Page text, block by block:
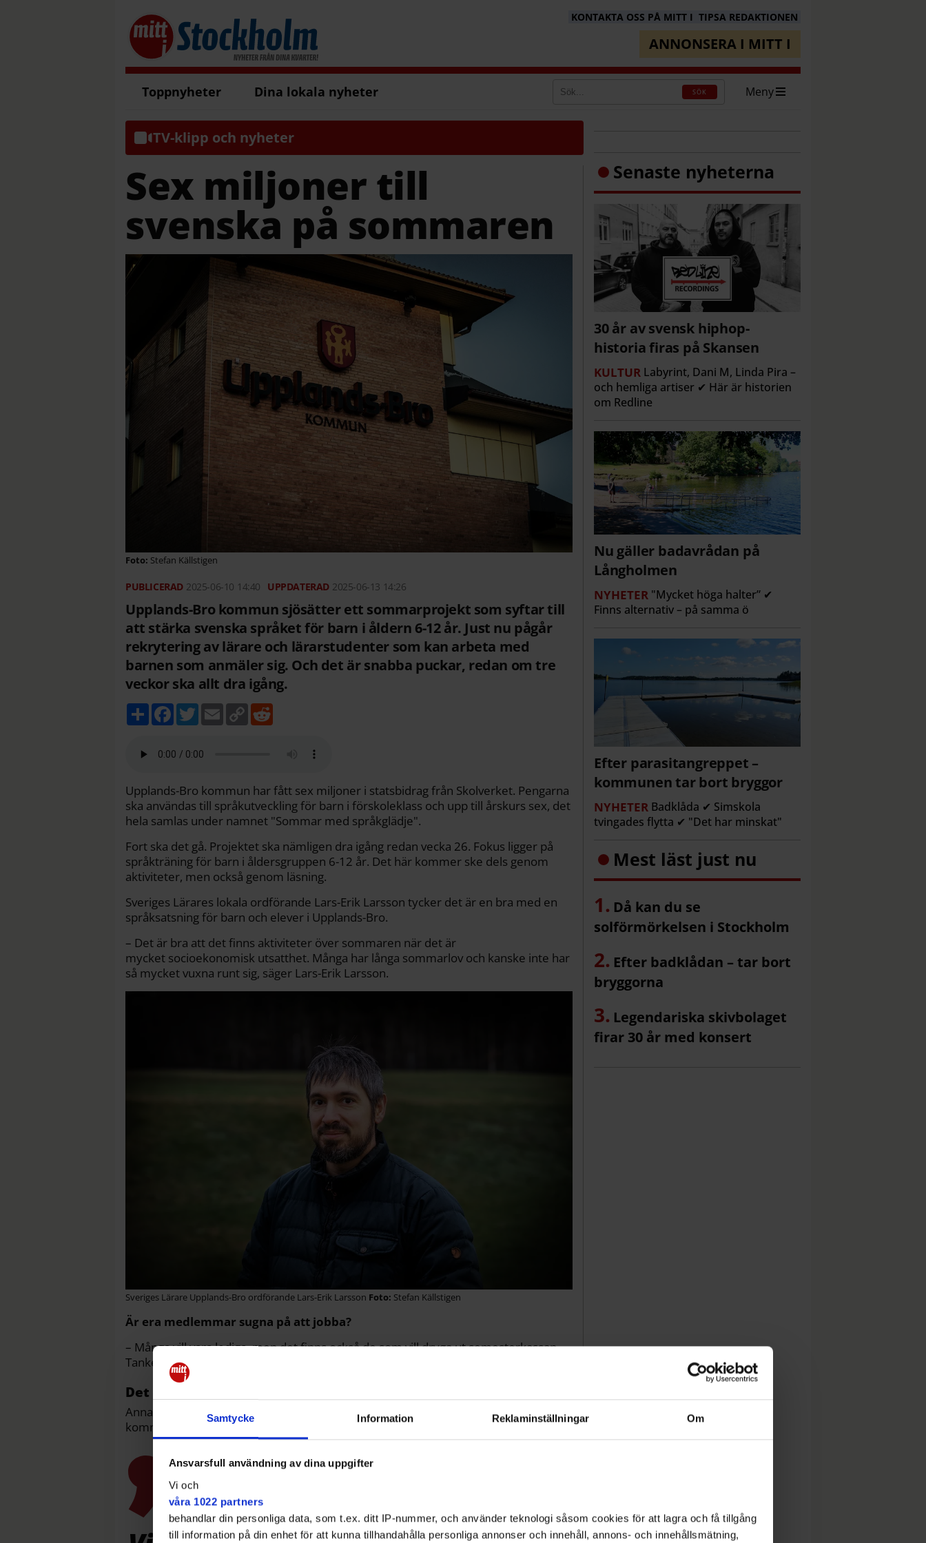
Samtycke Information Reklaminställningar Om
Ansvarsfull användning av dina uppgifter
Vi och
våra 1022 partners
behandlar din personliga data, som t.ex. ditt IP-nummer, och använder teknologi såsom cookies för att lagra och få tillgång
till information på din enhet för att kunna tillhandahålla personliga annonser och innehåll, annons- och innehållsmätning,
KONTAKTA OSS PÅ MITT I TIPSA REDAKTIONEN
ANNONSERA I MITT I
Toppnyheter Dina lokala nyheter SÖK Meny
TV-klipp och nyheter
Sex miljoner till
svenska på sommaren
Stefan Källstigen
2025-06-10 14:40 2025-06-13 14:26
Upplands-Bro kommun sjösätter ett sommarprojekt som syftar till
att stärka svenska språket för barn i åldern 6-12 år. Just nu pågår
rekrytering av lärare och lärarstudenter som kan arbeta med
barnen som anmäler sig. Och det är snabba puckar, redan om tre
veckor ska allt dra igång.
D
e
F
b
k
T
w
t
E
m
C
o
k
Upplands-Bro kommun har fått sex miljoner i statsbidrag från Skolverket. Pengarna
ska användas till språkutveckling för barn i förskoleklass och upp till årskurs sex, det
hela samlas under namnet "Sommar med språkglädje".
Fort ska det gå. Projektet ska nämligen dra igång redan vecka 26. Fokus ligger på
språkträning för barn i åldersgruppen 6-12 år. Det här kommer ske dels genom
aktiviteter, men också genom läsning.
Sveriges Lärares lokala ordförande Lars-Erik Larsson tycker det är en bra med en
språksatsning för barn och elever i Upplands-Bro.
– Det är bra att det finns aktiviteter över sommaren när det är
mycket socioekonomisk utsatthet. Många har långa sommarlov och kanske inte har
så mycket vuxna runt sig, säger Lars-Erik Larsson.
Sveriges Lärare Upplands-Bro ordförande Lars-Erik Larsson Stefan Källstigen
Är era medlemmar sugna på att jobba?
– Många vill vara lediga, men det finns också de som vill dryga ut semesterkassan.
Tanken här är att man ska kunna jobba 1-3 veckor, inte hela sommaren.
Det här får barnen göra
Anna Bjurenstam är utbildningschef och berättar att uppgifterna för barnen
kommer se olika ut beroende på vilken ålder de är i.
Senaste nyheterna
30 år av svensk hiphop-
historia firas på Skansen
KULTUR Labyrint, Dani M, Linda Pira –
och hemliga artiser ✔ Här är historien
om Redline
Nu gäller badavrådan på
Långholmen
NYHETER "Mycket höga halter” ✔
Finns alternativ – på samma ö
Efter parasitangreppet –
kommunen tar bort bryggor
NYHETER Badklåda ✔ Simskola
tvingades flytta ✔ "Det har minskat"
Mest läst just nu
Då kan du se
solförmörkelsen i Stockholm
Efter badklådan – tar bort
bryggorna
Legendariska skivbolaget
firar 30 år med konsert